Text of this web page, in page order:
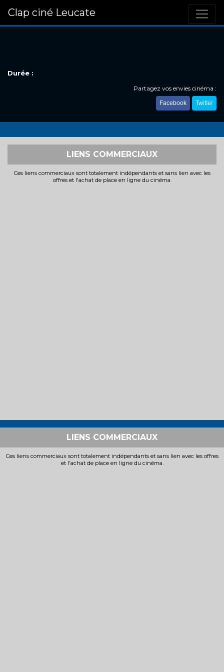
Clap ciné Leucate
Durée :
Partagez vos envies cinéma :
Facebook Twitter
LIENS COMMERCIAUX
Ces liens commerciaux sont totalement indépendants et sans lien avec les
offres et l'achat de place en ligne du cinéma.
LIENS COMMERCIAUX
Ces liens commerciaux sont totalement indépendants et sans lien avec les offres
et l'achat de place en ligne du cinéma.